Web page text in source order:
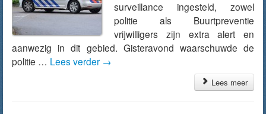
surveillance ingesteld, zowel
politie als Buurtpreventie
vrijwilligers zijn extra alert en
aanwezig in dit gebied. Gisteravond waarschuwde de
politie … Lees verder →
Lees meer